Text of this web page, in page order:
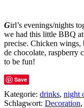
Girl’s evenings/nights
we had this little BBQ at
precise. Chicken wings,
de chocolate, raspberry
to be fun!
Save
Kategorie: drinks, night
Schlagwort: Decoration,